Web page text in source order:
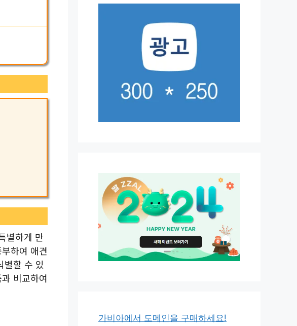
별하게 만
하여 애견
별할 수 있
비교하여
가비아에서 도메인을 구매하세요!